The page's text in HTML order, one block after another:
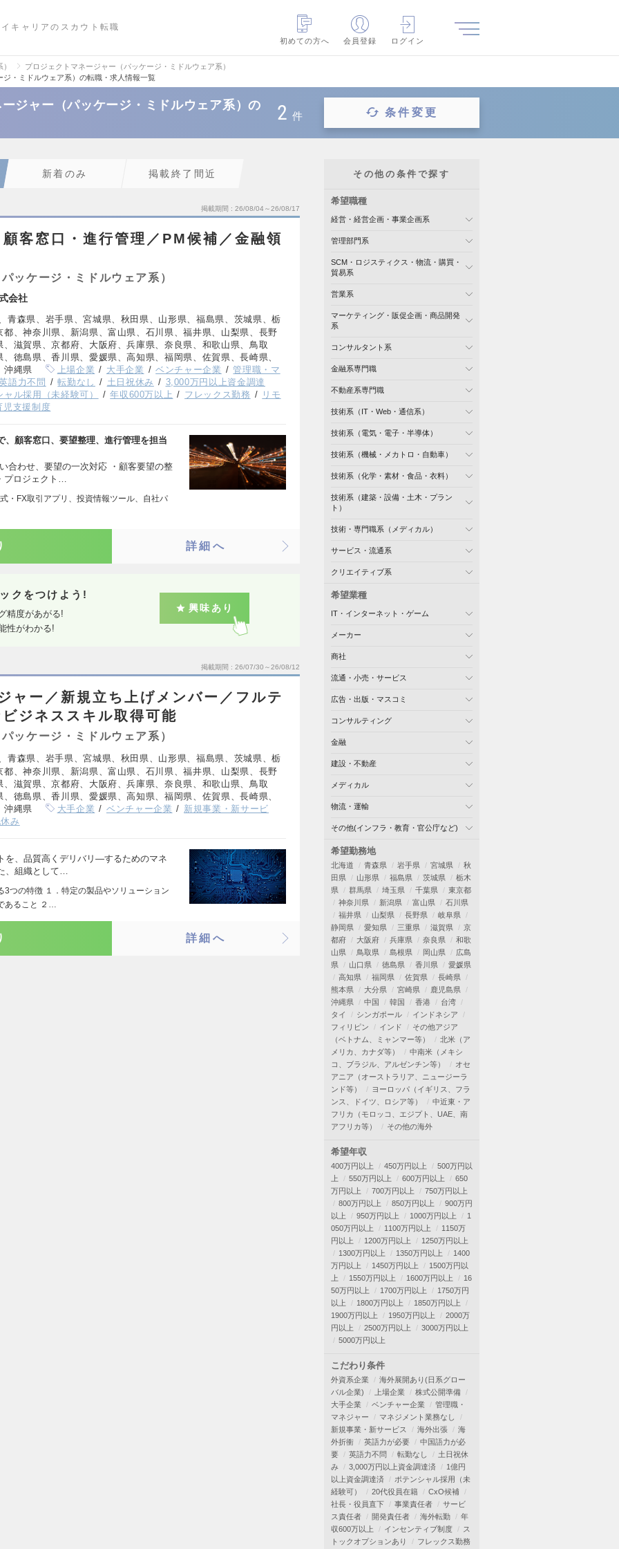
キャリアのスカウト転職
初めての方へ
会員登録 ログイン
プロジェクトマネージャー（パッケージ・ミドルウェア系）
・ミドルウェア系）の転職・求人情報一覧
ジャー（パッケージ・ミドルウェア系）の 2 件 条件変更
新着のみ 掲載終了間近
掲載期間 26/08/04～26/08/17
客窓口・進行管理／PM候補／金融領
ッケージ・ミドルウェア系）
会社
青森県、岩手県、宮城県、秋田県、山形県、福島県、茨城県、栃
、神奈川県、新潟県、富山県、石川県、福井県、山梨県、長野
滋賀県、京都府、大阪府、兵庫県、奈良県、和歌山県、鳥取
徳島県、香川県、愛媛県、高知県、福岡県、佐賀県、長崎県、
沖縄県
上場企業 大手企業 ベンチャー企業
管理職・マ
語力不問
転勤なし 土日祝休み
3,000万円以上資金調達
ャル採用（未経験可）
年収600万以上 フレックス勤務
リモ
児支援制度
顧客窓口、要望整理、進行管理を担当
合わせ、要望の一次対応 ・顧客要望の整
プロジェクト…
・FX取引アプリ、投資情報ツール、自社パ
詳細へ
クをつけよう!
精度があがる!
性がわかる!
興味あり
掲載期間 26/07/30～26/08/12
ャー／新規立ち上げメンバー／フルテ
ジネススキル取得可能
ッケージ・ミドルウェア系）
青森県、岩手県、宮城県、秋田県、山形県、福島県、茨城県、栃
、神奈川県、新潟県、富山県、石川県、福井県、山梨県、長野
滋賀県、京都府、大阪府、兵庫県、奈良県、和歌山県、鳥取
徳島県、香川県、愛媛県、高知県、福岡県、佐賀県、長崎県、
沖縄県
大手企業 ベンチャー企業
新規事業・新サービ
み
を、品質高くデリバリ―するためのマネ
、組織として…
3つの特徴 １．特定の製品やソリューション
あること ２…
詳細へ
その他の条件で探す
希望職種
経営・経営企画・事業企画系
管理部門系
SCM・ロジスティクス・物流・購買・
貿易系
営業系
マーケティング・販促企画・商品開発
系
コンサルタント系
金融系専門職
不動産系専門職
技術系（IT・Web・通信系）
技術系（電気・電子・半導体）
技術系（機械・メカトロ・自動車）
技術系（化学・素材・食品・衣料）
技術系（建築・設備・土木・プラン
ト）
技術・専門職系（メディカル）
サービス・流通系
クリエイティブ系
希望業種
IT・インターネット・ゲーム
メーカー
商社
流通・小売・サービス
広告・出版・マスコミ
コンサルティング
金融
建設・不動産
メディカル
物流・運輸
その他(インフラ・教育・官公庁など)
希望勤務地
北海道 青森県 岩手県 宮城県
秋
田県
山形県 福島県 茨城県
栃木
県
群馬県 埼玉県 千葉県
東京都
神奈川県
新潟県 富山県
石川県
福井県
山梨県 長野県
岐阜県
静岡県
愛知県 三重県 滋賀県
京
都府
大阪府 兵庫県 奈良県
和歌
山県
鳥取県 島根県 岡山県
広島
県
山口県 徳島県 香川県
愛媛県
高知県
福岡県 佐賀県
長崎県
熊本県
大分県 宮崎県
鹿児島県
沖縄県
中国 韓国 香港
台湾
タイ
シンガポール
インドネシア
フィリピン
インド
その他アジア
（ベトナム、ミャンマー等）
北米（ア
メリカ、カナダ等）
中南米（メキシ
コ、ブラジル、アルゼンチン等）
オセ
アニア（オーストラリア、ニュージーラ
ンド等）
ヨーロッパ（イギリス、フラ
ンス、ドイツ、ロシア等）
中近東・ア
フリカ（モロッコ、エジプト、UAE、南
アフリカ等）
その他の海外
希望年収
400万円以上 450万円以上
500万円以
上
550万円以上 600万円以上
650
万円以上
700万円以上
750万円以上
800万円以上
850万円以上
900万円
以上
950万円以上 1000万円以上
1
050万円以上
1100万円以上
1150万
円以上
1200万円以上
1250万円以上
1300万円以上
1350万円以上
1400
万円以上
1450万円以上
1500万円以
上
1550万円以上 1600万円以上
16
50万円以上
1700万円以上
1750万円
以上
1800万円以上
1850万円以上
1900万円以上
1950万円以上
2000万
円以上
2500万円以上
3000万円以上
5000万円以上
こだわり条件
外資系企業
海外展開あり(日系グロー
バル企業)
上場企業
株式公開準備
大手企業
ベンチャー企業
管理職・
マネジャー
マネジメント業務なし
新規事業・新サービス
海外出張
海
外折衝
英語力が必要
中国語力が必
要
英語力不問 転勤なし
土日祝休
み
3,000万円以上資金調達済
1億円
以上資金調達済
ポテンシャル採用（未
経験可）
20代役員在籍
CxO候補
社長・役員直下
事業責任者
サービ
ス責任者
開発責任者 海外転勤
年
収600万以上
インセンティブ制度
ス
トックオプションあり
フレックス勤務